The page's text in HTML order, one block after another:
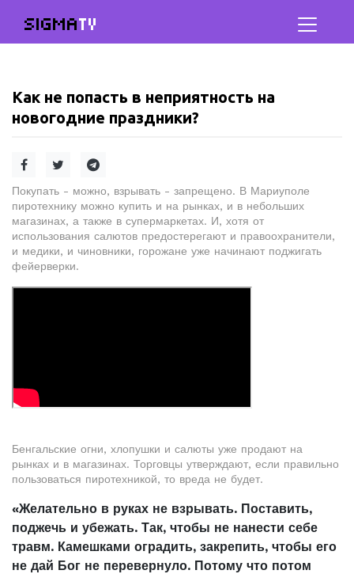
SIGMATV
Как не попасть в неприятность на
новогодние праздники?
Покупать - можно, взрывать - запрещено. В Мариуполе
пиротехнику можно купить и на рынках, и в небольших
магазинах, а также в супермаркетах. И, хотя от
использования салютов предостерегают и правоохранители,
и медики, и чиновники, горожане уже начинают поджигать
фейерверки.
Бенгальские огни, хлопушки и салюты уже продают на
рынках и в магазинах. Торговцы утверждают, если правильно
пользоваться пиротехникой, то вреда не будет.
«Желательно в руках не взрывать. Поставить,
поджечь и убежать. Так, чтобы не нанести себе
травм. Камешками оградить, закрепить, чтобы его
не дай Бог не перевернуло. Потому что потом